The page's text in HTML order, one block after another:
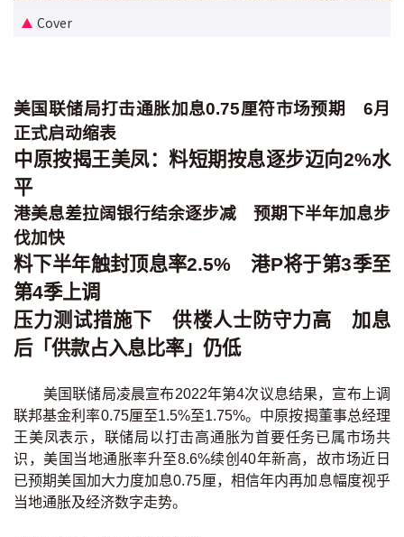
中原地产 |
Cover
美国联储局打击通胀加息0.75厘符市场预期 6月
正式启动缩表
中原按揭王美凤：料短期按息逐步迈向2%水
平
港美息差拉阔银行结余逐步减 预期下半年加息步
伐加快
料下半年触封顶息率2.5% 港P将于第3季至
第4季上调
压力测试措施下 供楼人士防守力高 加息
后「供款占入息比率」仍低
美国联储局凌晨宣布2022年第4次议息结果，宣布上调
联邦基金利率0.75厘至1.5%至1.75%。中原按揭董事总经理
王美凤表示，联储局以打击高通胀为首要任务已属市场共
识，美国当地通胀率升至8.6%续创40年新高，故市场近日
已预期美国加大力度加息0.75厘，相信年内再加息幅度视乎
当地通胀及经济数字走势。